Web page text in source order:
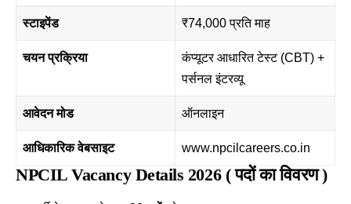
स्टाइपेंड ₹74,000 प्रति माह
चयन प्रक्रिया
कंप्यूटर आधारित टेस्ट (CBT) +
पर्सनल इंटरव्यू
आवेदन मोड ऑनलाइन
आधिकारिक वेबसाइट www.npcilcareers.co.in
NPCIL Vacancy Details 2026 ( पदों का विवरण )